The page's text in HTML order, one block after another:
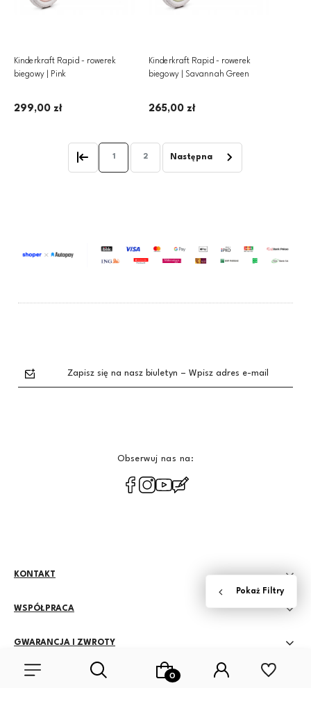
Kinderkraft Rapid - rowerek
biegowy | Pink
299,00 zł
Kinderkraft Rapid - rowerek
biegowy | Savannah Green
265,00 zł
1 2
Zapisz się na nasz biuletyn – Wpisz adres e-mail
Obserwuj nas na:
KONTAKT
WSPÓŁPRACA
GWARANCJA I ZWROTY
ZASADY SPRZEDAŻY